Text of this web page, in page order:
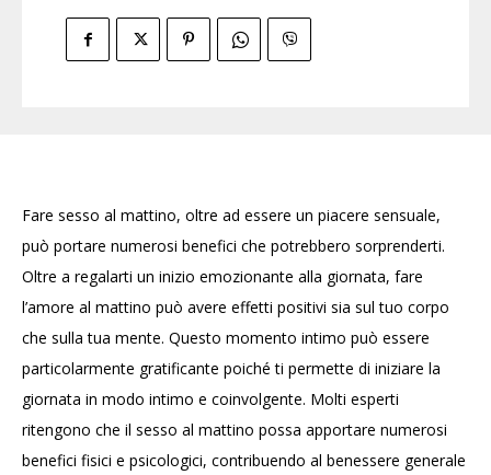
Fare sesso al mattino, oltre ad essere un piacere sensuale,
può portare numerosi benefici che potrebbero sorprenderti.
Oltre a regalarti un inizio emozionante alla giornata, fare
l’amore al mattino può avere effetti positivi sia sul tuo corpo
che sulla tua mente. Questo momento intimo può essere
particolarmente gratificante poiché ti permette di iniziare la
giornata in modo intimo e coinvolgente. Molti esperti
ritengono che il sesso al mattino possa apportare numerosi
benefici fisici e psicologici, contribuendo al benessere generale